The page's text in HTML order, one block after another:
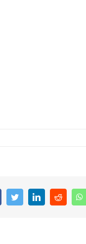
FacebookTwitterLinkedInReddit